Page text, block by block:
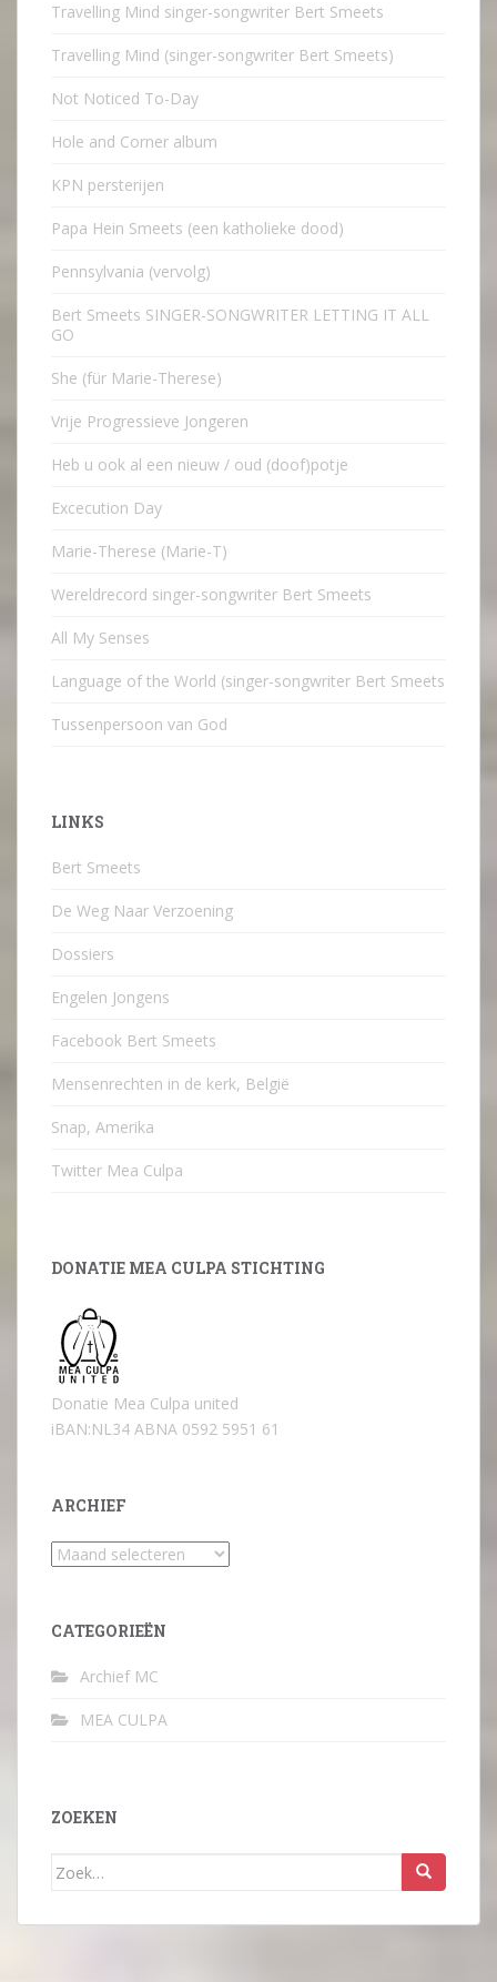
Travelling Mind singer-songwriter Bert Smeets
Travelling Mind (singer-songwriter Bert Smeets)
Not Noticed To-Day
Hole and Corner album
KPN persterijen
Papa Hein Smeets (een katholieke dood)
Pennsylvania (vervolg)
Bert Smeets SINGER-SONGWRITER LETTING IT ALL
GO
She (für Marie-Therese)
Vrije Progressieve Jongeren
Heb u ook al een nieuw / oud (doof)potje
Excecution Day
Marie-Therese (Marie-T)
Wereldrecord singer-songwriter Bert Smeets
All My Senses
Language of the World (singer-songwriter Bert Smeets
Tussenpersoon van God
LINKS
Bert Smeets
De Weg Naar Verzoening
Dossiers
Engelen Jongens
Facebook Bert Smeets
Mensenrechten in de kerk, België
Snap, Amerika
Twitter Mea Culpa
DONATIE MEA CULPA STICHTING
Donatie Mea Culpa united
iBAN:NL34 ABNA 0592 5951 61
ARCHIEF
Archief
CATEGORIEËN
Archief MC
MEA CULPA
ZOEKEN
Zoek